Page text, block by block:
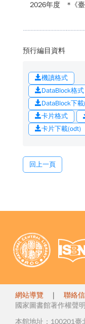
2026年度 *《
預行編目資料
機讀格式
DataBlock格式
DataBlock下
卡片格式
卡片下載(odt)
回上一頁
網站導覽 | 聯絡
國家圖書館著作權聲
本館地址：100201臺